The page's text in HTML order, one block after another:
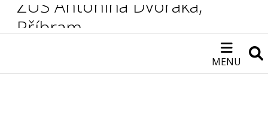
ZUŠ Antonína Dvořáka,
Příbram
MENU